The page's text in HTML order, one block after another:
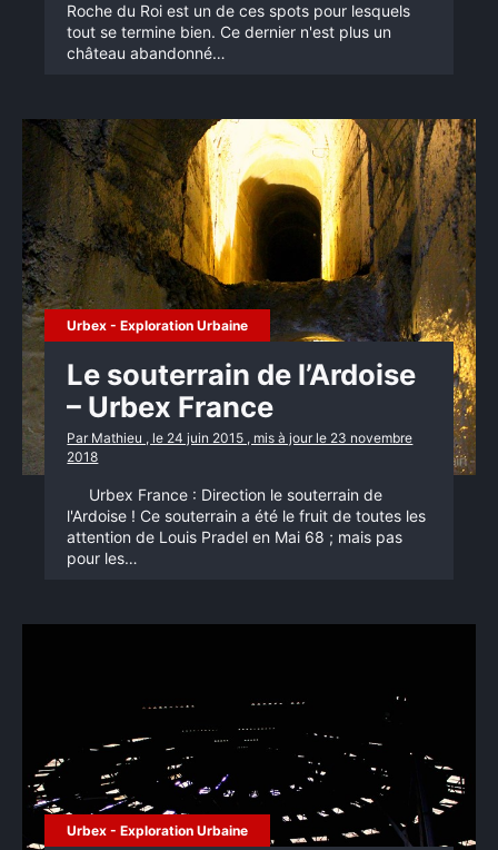
Roche du Roi est un de ces spots pour lesquels
tout se termine bien. Ce dernier n'est plus un
château abandonné…
Urbex - Exploration Urbaine
Le souterrain de l’Ardoise
– Urbex France
Par Mathieu , le 24 juin 2015 , mis à jour le 23 novembre
2018
Urbex France : Direction le souterrain de
l'Ardoise ! Ce souterrain a été le fruit de toutes les
attention de Louis Pradel en Mai 68 ; mais pas
pour les…
Urbex - Exploration Urbaine